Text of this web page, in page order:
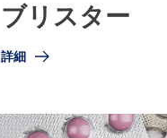
ブリスター
詳細